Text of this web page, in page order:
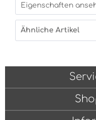
Eigenschaften
Ähnliche Artikel